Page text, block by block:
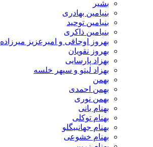
بشیر
بنیامین بهادری
بنیامین توحید
بنیامین ذاکری
بهروز اوجاقی و امیرعزیز میرزاده
بهروز نقویان
بهزاد پارسایی
بهزاد لیتو و سپهر خلسه
بهمن
بهمن احمدی
بهمن نوری
بهنام بانی
بهنام توکلی
بهنام جهانبیگلو
بهنام خشوعی